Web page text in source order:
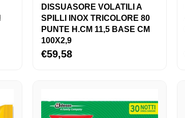
DISSUASORE VOLATILI A
SPILLI INOX TRICOLORE 80
PUNTE H.CM 11,5 BASE CM
100X2,9
€59,58